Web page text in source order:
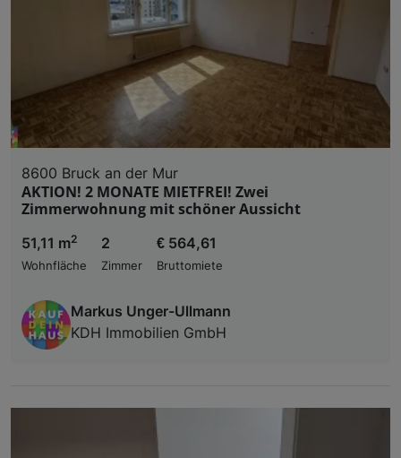
8600 Bruck an der Mur
AKTION! 2 MONATE MIETFREI! Zwei
Zimmerwohnung mit schöner Aussicht
51,11 m2
Wohnfläche
2
Zimmer
€ 564,61
Bruttomiete
Markus Unger-Ullmann
KDH Immobilien GmbH